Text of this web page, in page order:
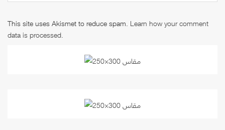
This site uses Akismet to reduce spam. Learn how your comment
data is processed.